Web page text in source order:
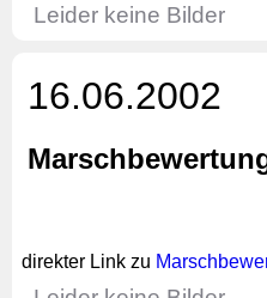
Leider keine Bilder
16.06.2002
direkter Link zu